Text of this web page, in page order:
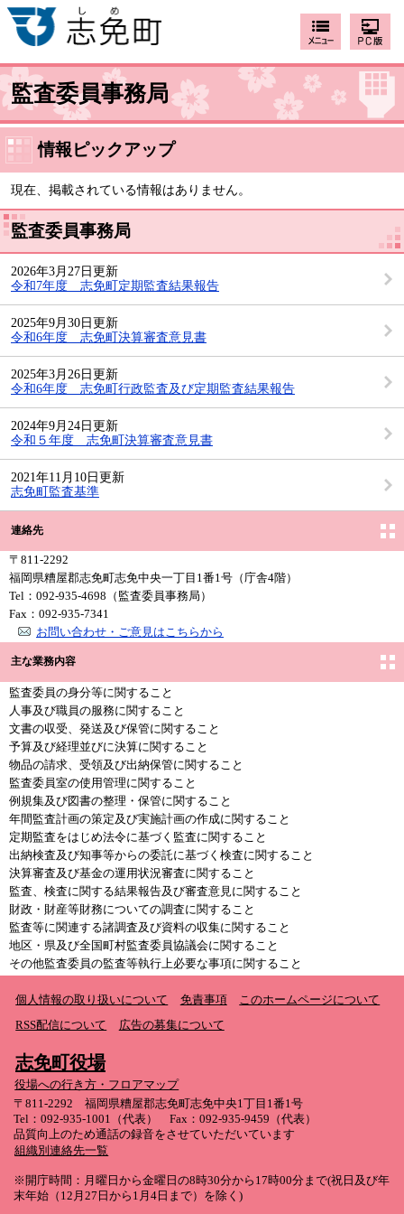
監査委員事務局
情報ピックアップ
現在、掲載されている情報はありません。
監査委員事務局
2026年3月27日更新
令和7年度 志免町定期監査結果報告
2025年9月30日更新
令和6年度 志免町決算審査意見書
2025年3月26日更新
令和6年度 志免町行政監査及び定期監査結果報告
2024年9月24日更新
令和５年度 志免町決算審査意見書
2021年11月10日更新
志免町監査基準
連絡先
〒811-2292
福岡県糟屋郡志免町志免中央一丁目1番1号（庁舎4階）
Tel：092-935-4698 （監査委員事務局）
Fax：092-935-7341
お問い合わせ・ご意見はこちらから
主な業務内容
監査委員の身分等に関すること
人事及び職員の服務に関すること
文書の収受、発送及び保管に関すること
予算及び経理並びに決算に関すること
物品の請求、受領及び出納保管に関すること
監査委員室の使用管理に関すること
例規集及び図書の整理・保管に関すること
年間監査計画の策定及び実施計画の作成に関すること
定期監査をはじめ法令に基づく監査に関すること
出納検査及び知事等からの委託に基づく検査に関すること
決算審査及び基金の運用状況審査に関すること
監査、検査に関する結果報告及び審査意見に関すること
財政・財産等財務についての調査に関すること
監査等に関連する諸調査及び資料の収集に関すること
地区・県及び全国町村監査委員協議会に関すること
その他監査委員の監査等執行上必要な事項に関すること
個人情報の取り扱いについて 免責事項
このホームページについて
RSS配信について
広告の募集について
志免町役場
役場への行き方・フロアマップ
〒811-2292 福岡県糟屋郡志免町志免中央1丁目1番1号
Tel：092-935-1001（代表） Fax：092-935-9459（代表）
品質向上のため通話の録音をさせていただいています
組織別連絡先一覧
※開庁時間：月曜日から金曜日の8時30分から17時00分まで(祝日及び年
末年始（12月27日から1月4日まで）を除く)